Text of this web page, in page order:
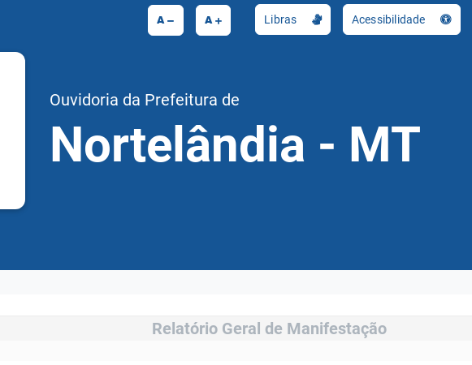
A A Libras Acessibilidade
Ouvidoria da Prefeitura de
Nortelândia - MT
Relatório Geral de Manifestação